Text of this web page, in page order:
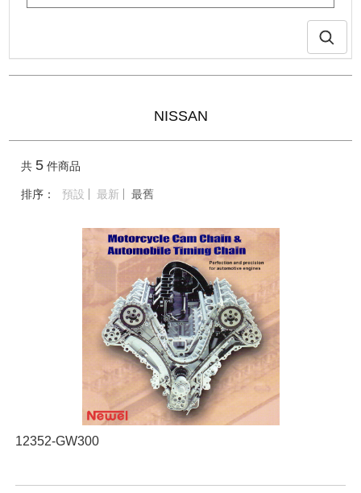
NISSAN
共 5 件商品
排序： 預設 最新 最舊
12352-GW300